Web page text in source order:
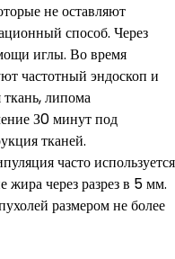
не оставляют
способ. Через
иглы. Во время
частотный эндоскоп и
ткань, липома
З0 минут под
тканей.
часто используется
жира через разрез в 5 мм.
размером не более